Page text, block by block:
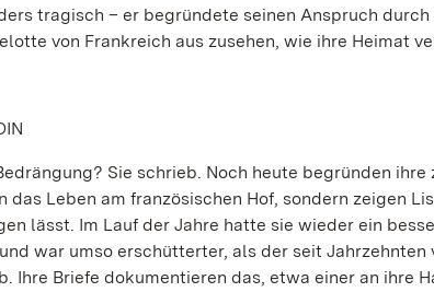
tragisch – er begründete seinen Anspruch
von Frankreich aus zusehen, wie ihre Heimat
Sie schrieb. Noch heute begründen
das Leben am französischen Hof, sondern zeigen
lässt. Im Lauf der Jahre hatte sie wieder ein
war umso erschütterter, als der seit Jahrzehnten
Ihre Briefe dokumentieren das, etwa einer an ihre